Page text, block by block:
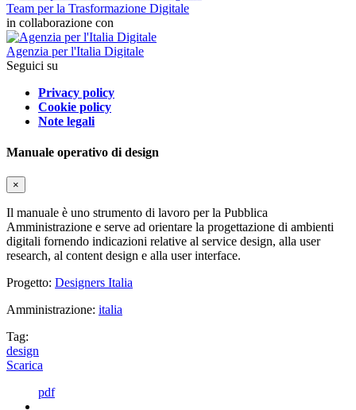
Team per la Trasformazione Digitale
in collaborazione con
Agenzia per l'Italia Digitale
Seguici su
Privacy policy
Cookie policy
Note legali
Manuale operativo di design
×
Il manuale è uno strumento di lavoro per la Pubblica
Amministrazione e serve ad orientare la progettazione di ambienti
digitali fornendo indicazioni relative al service design, alla user
research, al content design e alla user interface.
Progetto: Designers Italia
Amministrazione: italia
Tag:
design
Scarica
pdf